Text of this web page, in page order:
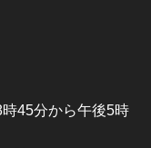
45分から午後5時